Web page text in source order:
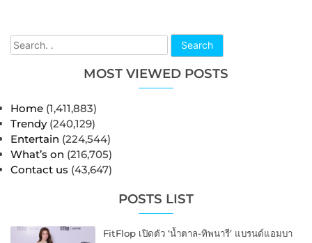
Search
MOST VIEWED POSTS
Home (1,411,883)
Trendy (240,129)
Entertain (224,544)
What’s on (216,705)
Contact us (43,647)
POSTS LIST
FitFlop เปิดตัว ‘น้ำตาล-ทิพนารี’ แบรนด์แอมบา